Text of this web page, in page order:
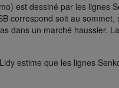
est dessiné par les lignes
correspond soit au
dans un marché haussier.
estime que les lignes